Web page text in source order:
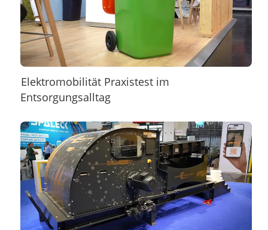
Elektromobilität Praxistest im
Entsorgungsalltag